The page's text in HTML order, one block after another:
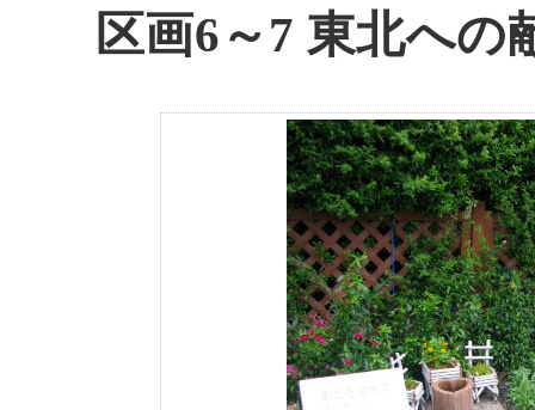
区画6～7 東北への